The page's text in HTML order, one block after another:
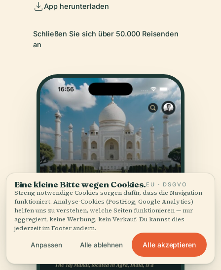
App herunterladen
Schließen Sie sich über 50.000 Reisenden
an
Eine kleine Bitte wegen Cookies.EU · DSGVO
Streng notwendige Cookies sorgen dafür, dass die Navigation
funktioniert. Analyse-Cookies (PostHog, Google Analytics)
helfen uns zu verstehen, welche Seiten funktionieren — nur
aggregiert, keine Werbung, kein Verkauf. Du kannst dies
jederzeit im Footer ändern.
Anpassen Alle ablehnen Alle akzeptieren